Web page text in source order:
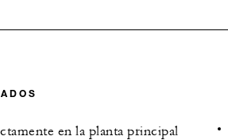
en la planta principal